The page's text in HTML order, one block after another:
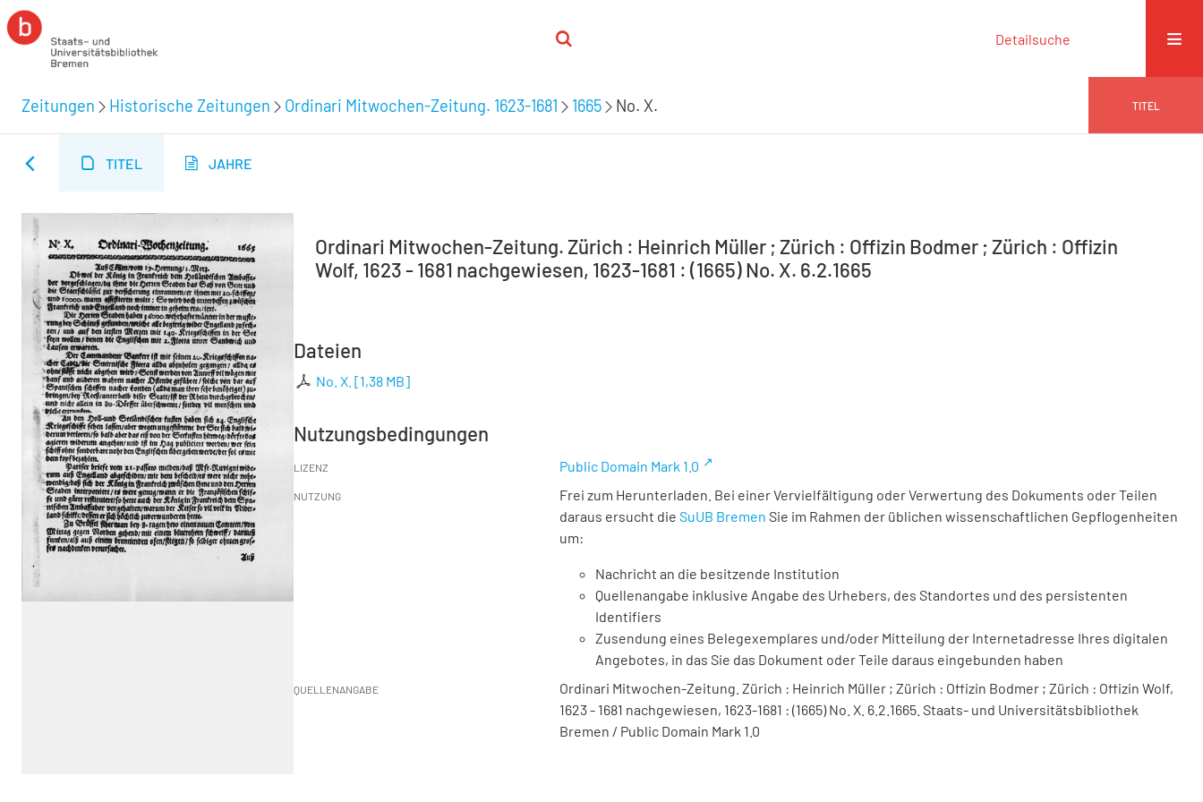
Detailsuche
Zeitungen Historische Zeitungen Ordinari Mitwochen-Zeitung. 1623-1681 1665 No. X. TITEL
TITEL JAHRE
Ordinari Mitwochen-Zeitung. Zürich : Heinrich Müller ; Zürich : Offizin Bodmer ; Zürich : Offizin
Wolf, 1623 - 1681 nachgewiesen, 1623-1681 : (1665) No. X. 6.2.1665
Dateien
No. X. [1,38 MB]
Nutzungsbedingungen
LIZENZ Public Domain Mark 1.0
NUTZUNG
Frei zum Herunterladen. Bei einer Vervielfältigung oder Verwertung des Dokuments oder Teilen
daraus ersucht die SuUB Bremen Sie im Rahmen der üblichen wissenschaftlichen Gepflogenheiten
um:
Nachricht an die besitzende Institution
Quellenangabe inklusive Angabe des Urhebers, des Standortes und des persistenten
Identifiers
Zusendung eines Belegexemplares und/oder Mitteilung der Internetadresse Ihres digitalen
Angebotes, in das Sie das Dokument oder Teile daraus eingebunden haben
QUELLENANGABE
Ordinari Mitwochen-Zeitung. Zürich : Heinrich Müller ; Zürich : Offizin Bodmer ; Zürich : Offizin Wolf,
1623 - 1681 nachgewiesen, 1623-1681 : (1665) No. X. 6.2.1665. Staats- und Universitätsbibliothek
Bremen / Public Domain Mark 1.0